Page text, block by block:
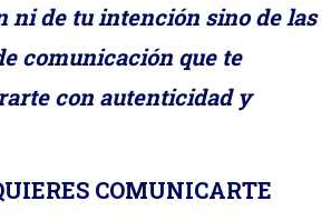
ni de tu intención sino de las
comunicación que te
con autenticidad y
COMUNICARTE